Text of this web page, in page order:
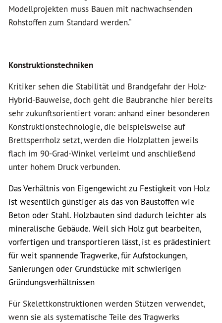
Modellprojekten muss Bauen mit nachwachsenden
Rohstoffen zum Standard werden.“
Konstruktionstechniken
Kritiker sehen die Stabilität und Brandgefahr der Holz-
Hybrid-Bauweise, doch geht die Baubranche hier bereits
sehr zukunftsorientiert voran: anhand einer besonderen
Konstruktionstechnologie, die beispielsweise auf
Brettsperrholz setzt, werden die Holzplatten jeweils
flach im 90-Grad-Winkel verleimt und anschließend
unter hohem Druck verbunden.
Das Verhältnis von Eigengewicht zu Festigkeit von Holz
ist wesentlich günstiger als das von Baustoffen wie
Beton oder Stahl. Holzbauten sind dadurch leichter als
mineralische Gebäude. Weil sich Holz gut bearbeiten,
vorfertigen und transportieren lässt, ist es prädestiniert
für weit spannende Tragwerke, für Aufstockungen,
Sanierungen oder Grundstücke mit schwierigen
Gründungsverhältnissen
Für Skelettkonstruktionen werden Stützen verwendet,
wenn sie als systematische Teile des Tragwerks